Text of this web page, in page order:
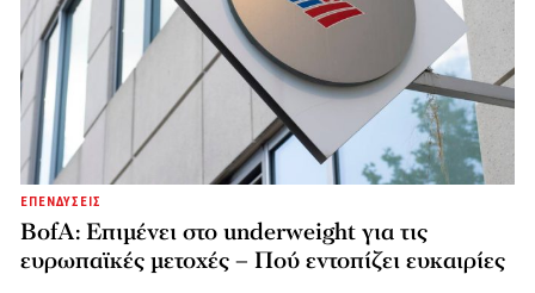
ΕΠΕΝΔΥΣΕΙΣ
BofA: Επιμένει στο underweight για τις
ευρωπαϊκές μετοχές – Πού εντοπίζει ευκαιρίες